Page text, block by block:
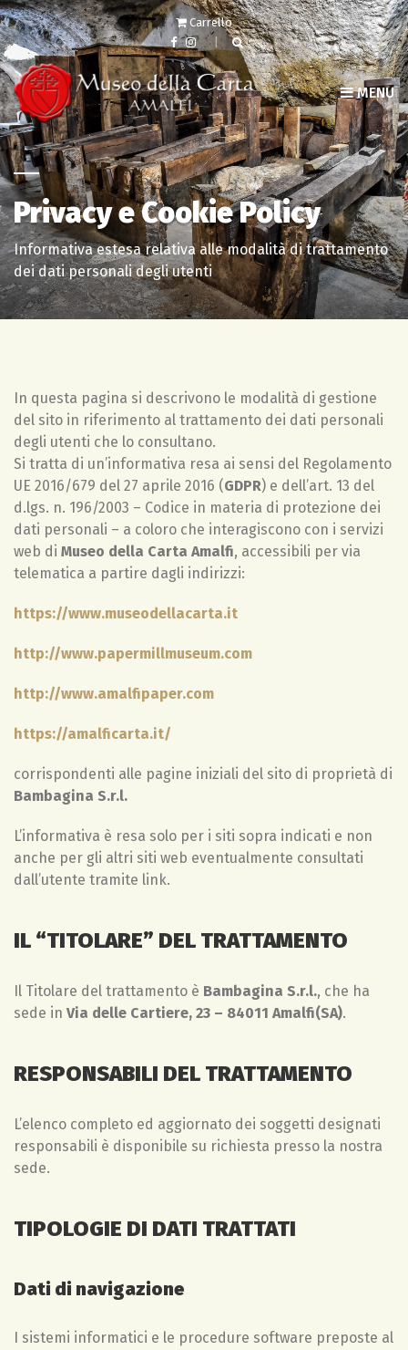
Carrello
MENU
Privacy e Cookie Policy
Informativa estesa relativa alle modalità di trattamento
dei dati personali degli utenti
In questa pagina si descrivono le modalità di gestione
del sito in riferimento al trattamento dei dati personali
degli utenti che lo consultano.
Si tratta di un’informativa resa ai sensi del Regolamento
UE 2016/679 del 27 aprile 2016 (GDPR) e dell’art. 13 del
d.lgs. n. 196/2003 – Codice in materia di protezione dei
dati personali – a coloro che interagiscono con i servizi
web di Museo della Carta Amalfi, accessibili per via
telematica a partire dagli indirizzi:
https://www.museodellacarta.it
http://www.papermillmuseum.com
http://www.amalfipaper.com
https://amalficarta.it/
corrispondenti alle pagine iniziali del sito di proprietà di
Bambagina S.r.l.
L’informativa è resa solo per i siti sopra indicati e non
anche per gli altri siti web eventualmente consultati
dall’utente tramite link.
IL “TITOLARE” DEL TRATTAMENTO
Il Titolare del trattamento è Bambagina S.r.l., che ha
sede in Via delle Cartiere, 23 – 84011 Amalfi(SA).
RESPONSABILI DEL TRATTAMENTO
L’elenco completo ed aggiornato dei soggetti designati
responsabili è disponibile su richiesta presso la nostra
sede.
TIPOLOGIE DI DATI TRATTATI
Dati di navigazione
I sistemi informatici e le procedure software preposte al